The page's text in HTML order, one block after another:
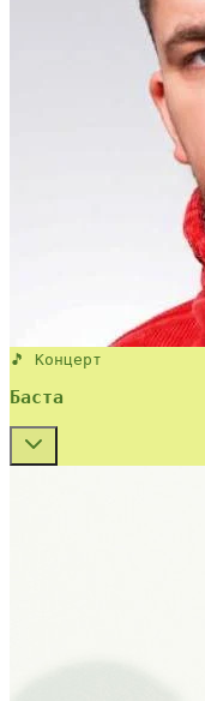
🎵 Концерт
Баста